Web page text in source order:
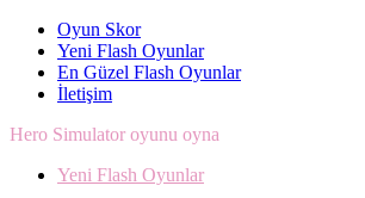
Oyun Skor
Yeni Flash Oyunlar
En Güzel Flash Oyunlar
İletişim
Hero Simulator oyunu oyna
Yeni Flash Oyunlar